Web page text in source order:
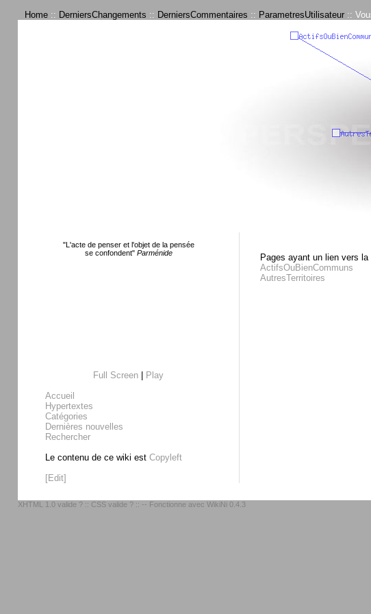
Home :: DerniersChangements :: DerniersCommentaires :: ParametresUtilisateur ::
"L'acte de penser et l'objet de la pensée
se confondent"Parménide
Full Screen
Play
Accueil
Hypertextes
Catégories
Dernières nouvelles
Rechercher
Le contenu de ce wiki est Copyleft
[Edit]
Pages ayant un lien vers la
ActifsOuBienCommuns
AutresTerritoires
XHTML 1.0 valide ? :: CSS valide ? :: -- Fonctionne avec WikiNi 0.4.3